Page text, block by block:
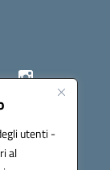
utenti -
al